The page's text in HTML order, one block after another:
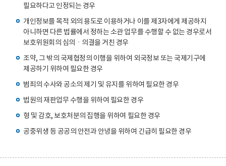
필요하다고 인정되는 경우
개인정보를 목적 외의 용도로 이용하거나 이를 제3자에게 제공하지
아니하면 다른 법률에서 정하는 소관 업무를 수행할 수 없는 경우로서
보호위원회의 심의ㆍ의결을 거친 경우
조약, 그 밖의 국제협정의 이행을 위하여 외국정보 또는 국제기구에
제공하기 위하여 필요한 경우
범죄의 수사와 공소의 제기 및 유지를 위하여 필요한 경우
법원의 재판업무 수행을 위하여 필요한 경우
형 및 감호, 보호처분의 집행을 위하여 필요한 경우
공중위생 등 공공의 안전과 안녕을 위하여 긴급히 필요한 경우